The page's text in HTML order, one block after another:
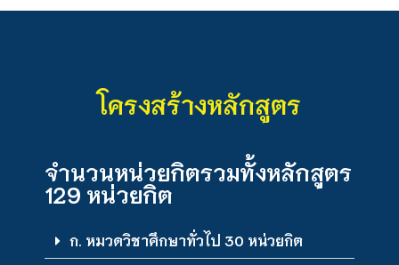
โครงสร้างหลักสูตร
จำนวนหน่วยกิตรวมทั้งหลักสูตร
129 หน่วยกิต
ก. หมวดวิชาศึกษาทั่วไป 30 หน่วยกิต